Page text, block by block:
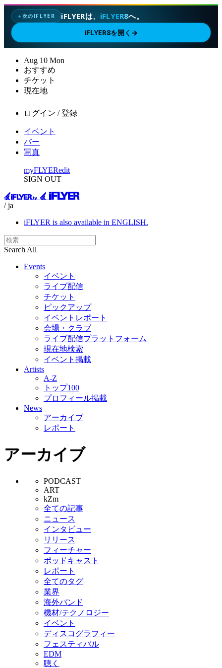
✦次のIFLYER iFLYERは、 iFLYER8へ。
iFLYER8を開く →
Aug 10 Mon
おすすめ
チケット
現在地
ログイン / 登録
イベント
バー
写真
myFLYERedit
SIGN OUT
/ ja
iFLYER is also available in ENGLISH.
Search All
Events
イベント
ライブ配信
チケット
ピックアップ
イベントレポート
会場・クラブ
ライブ配信プラットフォーム
現在地検索
イベント掲載
Artists
A-Z
トップ100
プロフィール掲載
News
アーカイブ
レポート
アーカイブ
PODCAST
ART
kZm
全ての記事
ニュース
インタビュー
リリース
フィーチャー
ポッドキャスト
レポート
全てのタグ
業界
海外バンド
機材/テクノロジー
イベント
ディスコグラフィー
フェスティバル
EDM
聴く